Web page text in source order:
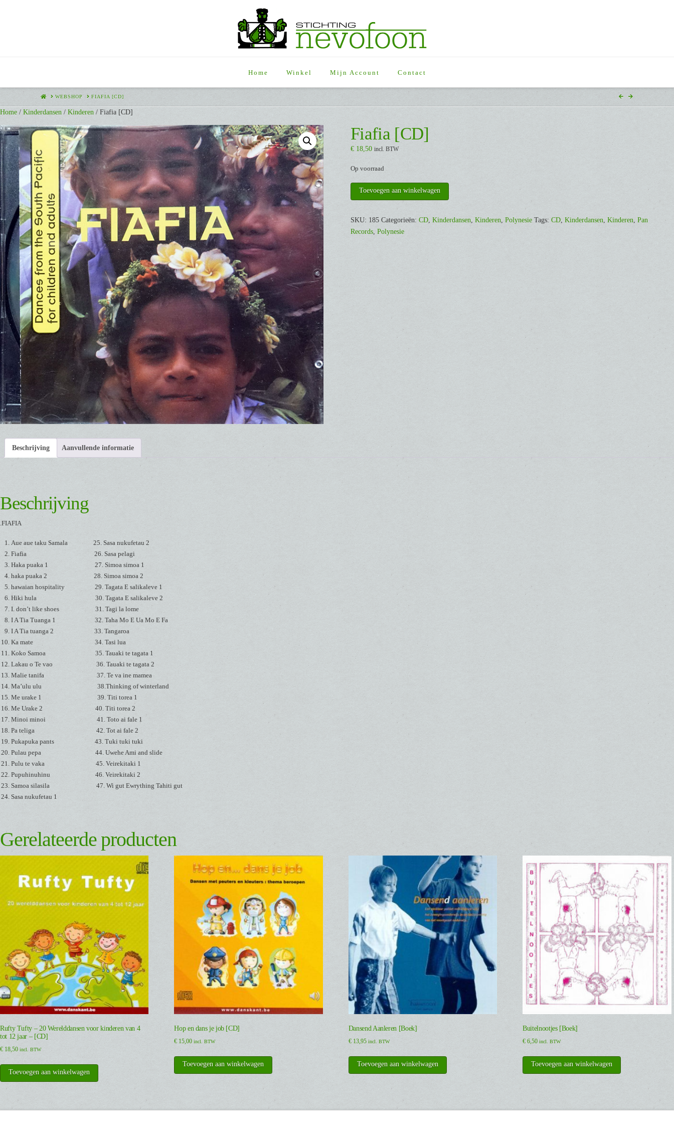
Home Winkel Mijn Account Contact
HOMEWEBSHOP FIAFIA [CD]
Home / Kinderdansen / Kinderen / Fiafia [CD]
Fiafia [CD]
€18,50 incl. BTW
Op voorraad
Fiafia
[CD]
Toevoegen aan winkelwagen
SKU: 185 Categorieën: CD, Kinderdansen Kinderen Polynesie Tags: CD, Kinderdansen Kinderen Pan
Records, Polynesie
Beschrijving Aanvullende informatie
Beschrijving
.FIAFIA
Aue aue taku Samala 25. Sasa nukufetau 2
Fiafia 26. Sasa pelagi
Haka puaka 1 27. Simoa simoa 1
haka puaka 2 28. Simoa simoa 2
hawaian hospitality 29. Tagata E salikaleve 1
Hiki hula 30. Tagata E salikaleve 2
I. don’t like shoes 31. Tagi la lome
I A Tia Tuanga 1 32. Taha Mo E Ua Mo E Fa
I A Tia tuanga 2 33. Tangaroa
Ka mate 34. Tasi lua
Koko Samoa 35. Tauaki te tagata 1
Lakau o Te vao 36. Tauaki te tagata 2
Malie tanifa 37. Te va ine mamea
Ma’ulu ulu 38.Thinking of winterland
Me urake 1 39. Titi torea 1
Me Urake 2 40. Titi torea 2
Minoi minoi 41. Toto ai fale 1
Pa teliga 42. Tot ai fale 2
Pukapuka pants 43. Tuki tuki tuki
Pulau pepa 44. Uwehe Ami and slide
Pulu te vaka 45. Veirekitaki 1
Pupuhinuhinu 46. Veirekitaki 2
Samoa silasila 47. Wi gut Ewrything Tahiti gut
Sasa nukufetau 1
Gerelateerde producten
Rufty Tufty – 20 Werelddansen voor kinderen van 4
tot 12 jaar – [CD]
€ 18,50 incl. BTW
Toevoegen aan winkelwagen
Hop en dans je job [CD]
€ 15,00 incl. BTW
Toevoegen aan winkelwagen
Dansend Aanleren [Boek]
€13,95 incl. BTW
Toevoegen aan winkelwagen
Buitelnootjes [Boek]
€ 6,50 incl. BTW
Toevoegen aan winkelwagen